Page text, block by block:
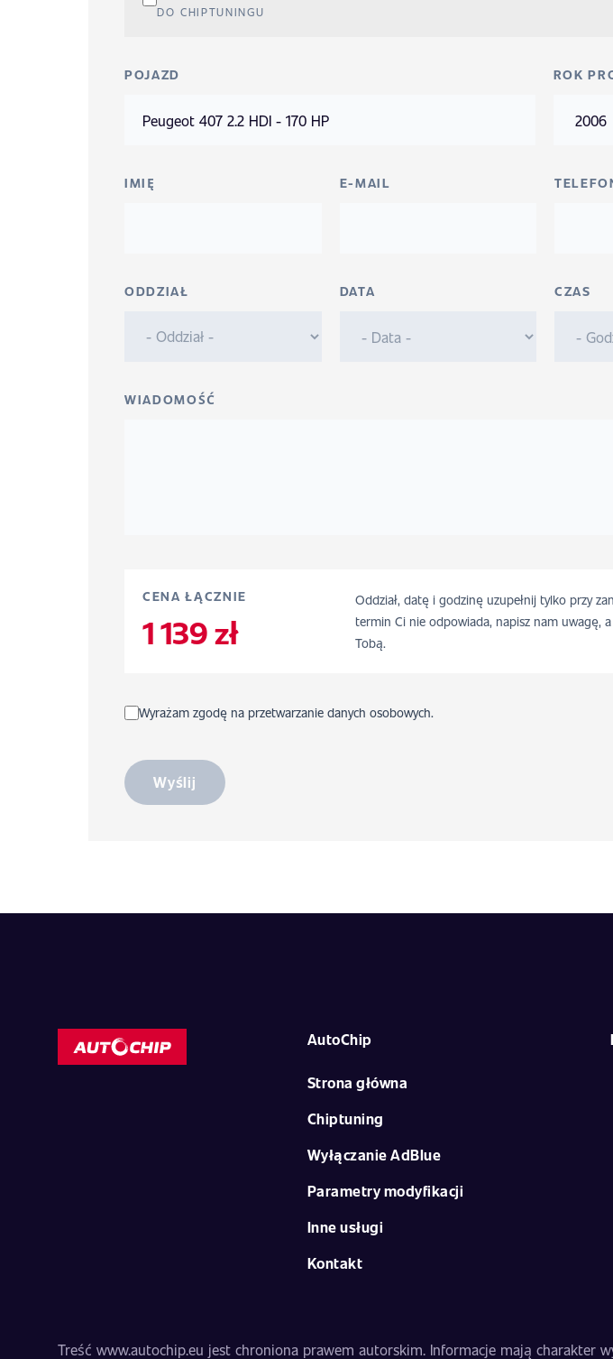
DO CHIPTUNINGU
POJAZD ROK
IMIĘ E-MAIL
ODDZIAŁ DATA CZAS
WIADOMOŚĆ
CENA ŁĄCZNIE
1 139 zł
Oddział, datę i godzinę uzupełnij tylko przy
termin Ci nie odpowiada, napisz nam uwagę,
Tobą.
Wyrażam zgodę na przetwarzanie danych osobowych.
Wyślij
AutoChip
Strona główna
Chiptuning
Wyłączanie AdBlue
Parametry modyfikacji
Inne usługi
Kontakt
Treść www.autochip.eu jest chroniona prawem autorskim. Informacje mają charakter